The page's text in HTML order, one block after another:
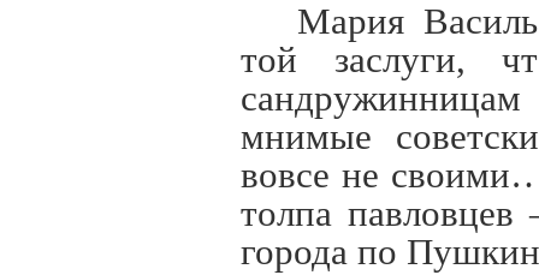
Мария
той заслуги,
мнимые
вовсе не
толпа
города по